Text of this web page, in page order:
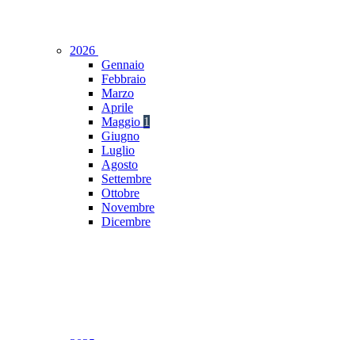
2026
Gennaio
Febbraio
Marzo
Aprile
Maggio 1
Giugno
Luglio
Agosto
Settembre
Ottobre
Novembre
Dicembre